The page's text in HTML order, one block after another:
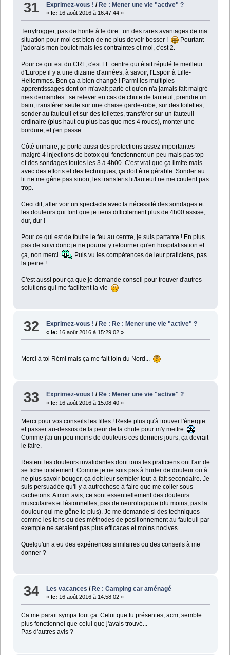
31 Exprimez-vous ! / Re : Mener une vie "active" ?
« le: 16 août 2016 à 16:47:44 »
Terryfrogger, pas de honte à le dire : un des rares avantages de ma
situation pour moi est bien de ne plus devoir bosser !
Pourtant
j'adorais mon boulot mais les contraintes et moi, c'est 2.
Pour ce qui est du CRF, c'est LE centre qui était réputé le meilleur
d'Europe il y a une dizaine d'années, à savoir, l'Espoir à Lille-
Hellemmes. Ben ça a bien changé ! Parmi les multiples
apprentissages dont on m'avait parlé et qu'on n'a jamais fait malgré
mes demandes : se relever en cas de chute de fauteuil, prendre un
bain, transférer seule sur une chaise garde-robe, sur des toilettes,
sonder au fauteuil et sur des toilettes, transférer sur un fauteuil
ordinaire (plus haut ou plus bas que mes 4 roues), monter une
bordure, et j'en passe....
Côté urinaire, je porte aussi des protections assez importantes
malgré 4 injections de botox qui fonctionnent un peu mais pas top
et des sondages toutes les 3 à 4h00. C'est vrai que ça limite mais
avec des efforts et des techniques, ça doit être gérable. Sonder au
lit ne me gêne pas sinon, les transferts lit/fauteuil ne me coutent pas
trop.
Ceci dit, aller voir un spectacle avec la nécessité des sondages et
les douleurs qui font que je tiens difficilement plus de 4h00 assise,
dur, dur !
Pour ce qui est de foutre le feu au centre, je suis partante ! En plus
pas de suivi donc je ne pourrai y retourner qu'en hospitalisation et
ça, non merci
Puis vu les compétences de leur praticiens, pas
la peine !
C'est aussi pour ça que je demande conseil pour trouver d'autres
solutions qui me facilitent la vie
32 Exprimez-vous ! /Re : Re : Mener une vie "active" ?
«le: 16 août 2016 à 15:29:02 »
Merci à toi Rémi mais ça me fait loin du Nord...
33 Exprimez-vous ! / Re : Mener une vie "active" ?
«le: 16 août 2016 à 15:08:40 »
Merci pour vos conseils les filles ! Reste plus qu'à trouver l'énergie
et passer au-dessus de la peur de la chute pour m'y mettre
Comme j'ai un peu moins de douleurs ces derniers jours, ça devrait
le faire.
Restent les douleurs invalidantes dont tous les praticiens ont l'air de
se fiche totalement. Comme je ne suis pas à hurler de douleur ou à
ne plus savoir bouger, ça doit leur sembler tout-à-fait secondaire. Je
suis persuadée qu'il y a autrechose à faire que me coller sous
cachetons. A mon avis, ce sont essentiellement des douleurs
musculaires et lésionnelles, pas de neurologique (du moins, pas la
douleur qui me gêne le plus). Je me demande si des techniques
comme les tens ou des méthodes de positionnement au fauteuil par
exemple ne seraient pas plus efficaces et moins nocives.
Quelqu'un a eu des expériences similaires ou des conseils à me
donner ?
34 Les vacances /Re : Camping car aménagé
«le: 16 août 2016 à 14:58:02 »
Ca me parait sympa tout ça. Celui que tu présentes, acm, semble
plus fonctionnel que celui que j'avais trouvé...
Pas d'autres avis ?